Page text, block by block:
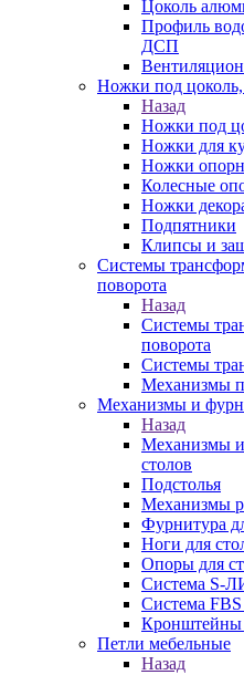
Цоколь
Профиль
ДСП
Ножки под
Назад
Ножки под
Ножки для
Ножки
Колесные
Ножки
Подпятники
Клипсы и
Системы
поворота
Назад
Системы
поворота
Системы
Механизмы
Механизмы и
Назад
Механизмы и
столов
Подстолья
Механизмы
Фурнитура
Ноги для
Опоры для
Система S-
Система
Кронштейны
Петли мебельные
Назад